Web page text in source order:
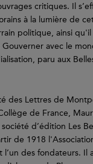
critiques. Il
à la lumière de
politique, ainsi qu'il
avec le
paru aux
des Lettres de
de France,
d’édition Les
de 1918
des fondateurs. Il